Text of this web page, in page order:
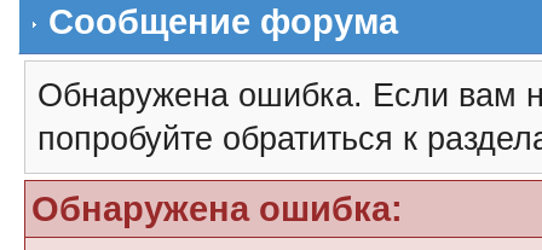
Сообщение форума
Обнаружена ошибка. Если вам
попробуйте обратиться к
Обнаружена ошибка: